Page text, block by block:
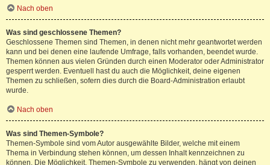
Nach oben
Was sind geschlossene Themen?
Geschlossene Themen sind Themen, in denen nicht mehr geantwortet werden
kann und bei denen eine laufende Umfrage, falls vorhanden, beendet wurde.
Themen können aus vielen Gründen durch einen Moderator oder Administrator
gesperrt werden. Eventuell hast du auch die Möglichkeit, deine eigenen
Themen zu schließen, sofern dies durch die Board-Administration erlaubt
wurde.
Nach oben
Was sind Themen-Symbole?
Themen-Symbole sind vom Autor ausgewählte Bilder, welche mit einem
Thema in Verbindung stehen können, um dessen Inhalt kennzeichnen zu
können. Die Möglichkeit, Themen-Symbole zu verwenden, hängt von deinen